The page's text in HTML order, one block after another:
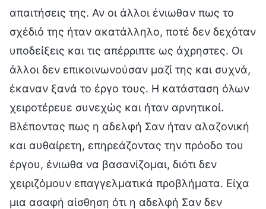
απαιτήσεις της. Αν οι άλλοι ένιωθαν πως το
σχέδιό της ήταν ακατάλληλο, ποτέ δεν δεχόταν
υποδείξεις και τις απέρριπτε ως άχρηστες. Οι
άλλοι δεν επικοινωνούσαν μαζί της και συχνά,
έκαναν ξανά το έργο τους. Η κατάσταση όλων
χειροτέρευε συνεχώς και ήταν αρνητικοί.
Βλέποντας πως η αδελφή Σαν ήταν αλαζονική
και αυθαίρετη, επηρεάζοντας την πρόοδο του
έργου, ένιωθα να βασανίζομαι, διότι δεν
χειριζόμουν επαγγελματικά προβλήματα. Είχα
μια ασαφή αίσθηση ότι η αδελφή Σαν δεν